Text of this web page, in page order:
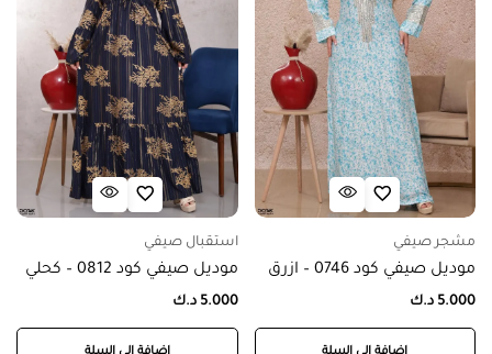
مشجر صيفي
موديل صيفي كود 0746 – ازرق
5.000 د.ك
استقبال صيفي
موديل صيفي كود 0812 – كحلي
5.000 د.ك